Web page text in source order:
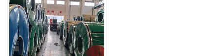
المواصفات
السُمك: 0.1mm - 150mm